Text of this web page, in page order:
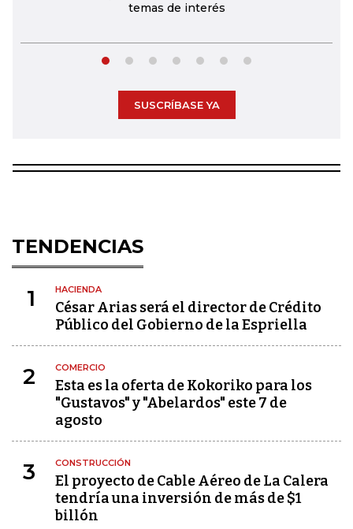
temas de interés
SUSCRÍBASE YA
TENDENCIAS
1 HACIENDA
César Arias será el director de Crédito
Público del Gobierno de la Espriella
2 COMERCIO
Esta es la oferta de Kokoriko para los
"Gustavos" y "Abelardos" este 7 de
agosto
3 CONSTRUCCIÓN
El proyecto de Cable Aéreo de La Calera
tendría una inversión de más de $1
billón